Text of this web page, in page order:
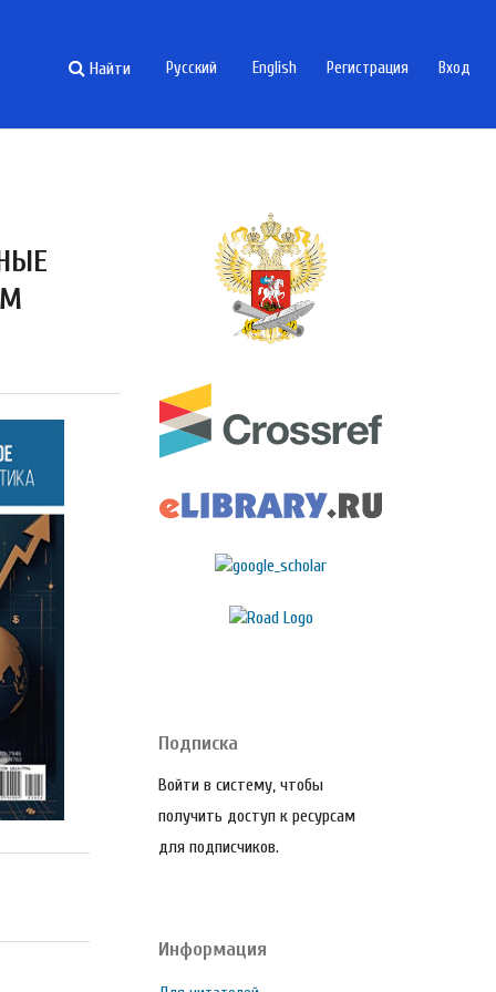
Найти Русский English Регистрация Вход
Подписка
Войти в систему, чтобы
получить доступ к ресурсам
для подписчиков.
Информация